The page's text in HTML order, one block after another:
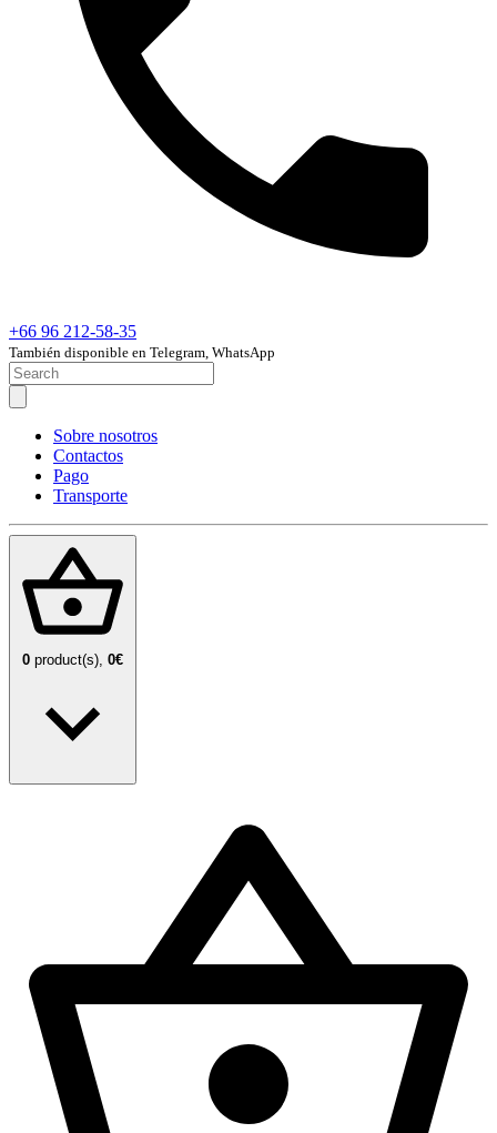
+66 96 212-58-35
También disponible en Telegram, WhatsApp
Sobre nosotros
Contactos
Pago
Transporte
0 product(s), 0€